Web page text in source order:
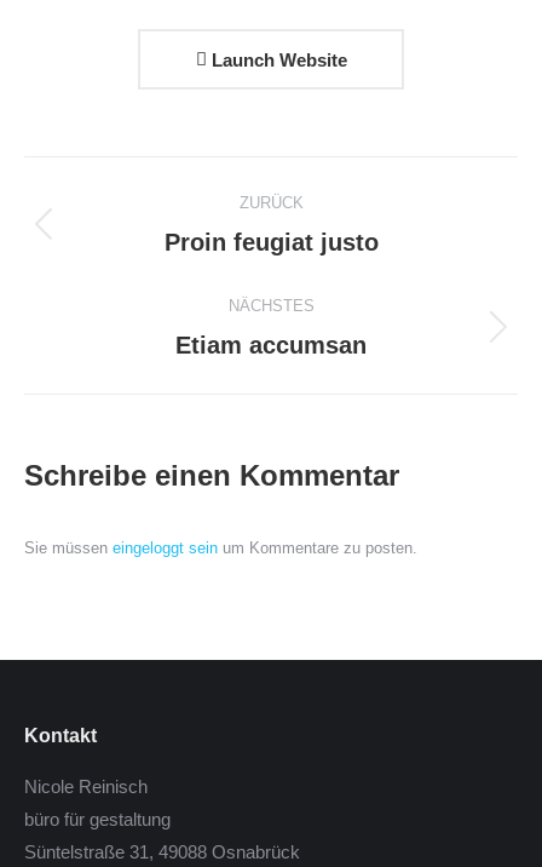
Launch Website
navigation
ZURÜCK
Previous
Proin feugiat justo
NÄCHSTES
Next
Etiam accumsan
Schreibe einen Kommentar
Sie müssen eingeloggt sein um Kommentare zu posten.
Kontakt
Nicole Reinisch
büro für gestaltung
Süntelstraße 31, 49088 Osnabrück